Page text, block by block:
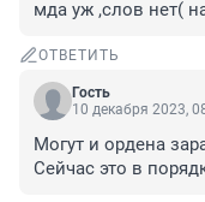
мда уж ,слов нет(
ОТВЕТИТЬ
Гость
10 декабря 2023,
Могут и ордена
Сейчас это в